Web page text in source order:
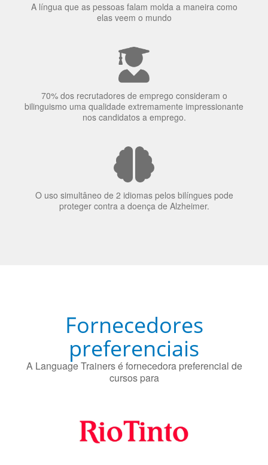
A língua que as pessoas falam molda a maneira como
elas veem o mundo
70% dos recrutadores de emprego consideram o
bilinguismo uma qualidade extremamente impressionante
nos candidatos a emprego.
O uso simultâneo de 2 idiomas pelos bilíngues pode
proteger contra a doença de Alzheimer.
Fornecedores
preferenciais
A Language Trainers é fornecedora preferencial de
cursos para